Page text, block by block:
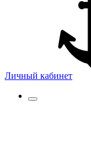
Личный кабинет